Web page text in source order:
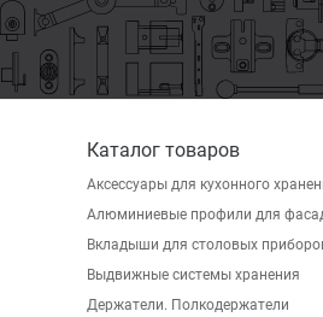
Каталог товаров
Аксессуары для кухонного
Алюминиевые профили для
Вкладыши для столовых
Выдвижные системы хранения
Держатели. Полкодержатели